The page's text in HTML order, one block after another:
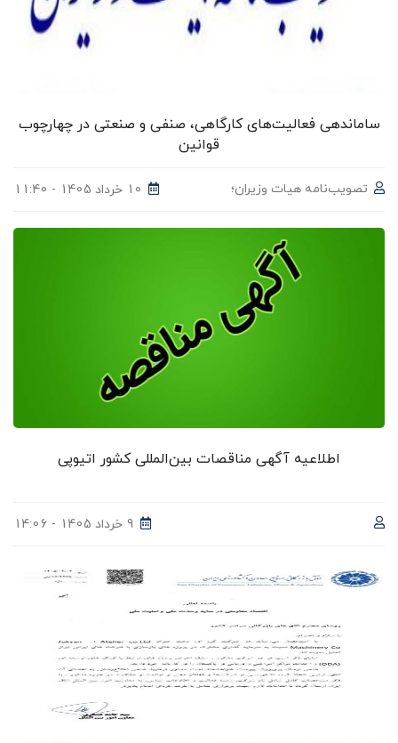
ساماندهی فعالیت‌های کارگاهی، صنفی و صنعتی در چهارچوب
قوانین
تصویب‌نامه هیات وزیران؛ 10 خرداد 1405 - 11:40
اطلاعیه آگهی مناقصات بین‌المللی کشور اتیوپی
9 خرداد 1405 - 14:06